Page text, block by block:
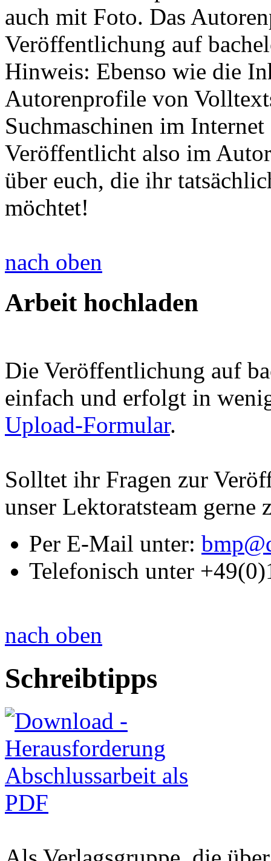
auch mit Foto. Das
Veröffentlichung auf
Hinweis: Ebenso wie die
Autorenprofile von
Suchmaschinen im
Veröffentlicht also im
über euch, die ihr
möchtet!
nach oben
Arbeit hochladen
Die Veröffentlichung auf
einfach und erfolgt in
Upload-Formular.
Solltet ihr Fragen zur
unser Lektoratsteam gerne
Per E-Mail unter:
Telefonisch unter
nach oben
Schreibtipps